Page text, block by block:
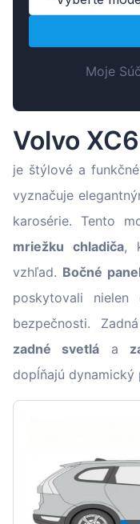
Moje
Volvo
je štýlové a
vyznačuje
karosérie. Tento
mriežku chladiča,
vzhľad. Bočné
poskytovali
bezpečnosti.
zadné svetlá a
dopĺňajú